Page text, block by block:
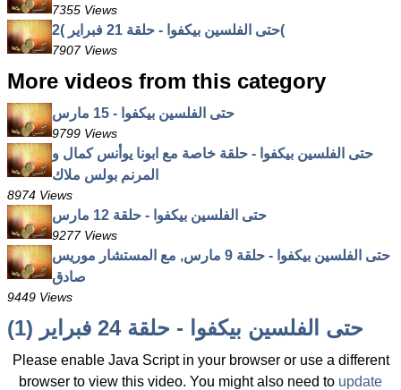
7355 Views
حتى الفلسين بيكفوا - حلقة 21 فبراير )2(
7907 Views
More videos from this category
حتى الفلسين بيكفوا - 15 مارس
9799 Views
حتى الفلسين بيكفوا - حلقة خاصة مع ابونا يوأنس كمال و
المرنم بولس ملاك
8974 Views
حتى الفلسين بيكفوا - حلقة 12 مارس
9277 Views
حتى الفلسين بيكفوا - حلقة 9 مارس, مع المستشار موريس
صادق
9449 Views
حتى الفلسين بيكفوا - حلقة 24 فبراير (1)
Please enable Java Script in your browser or use a different
browser to view this video. You might also need to update